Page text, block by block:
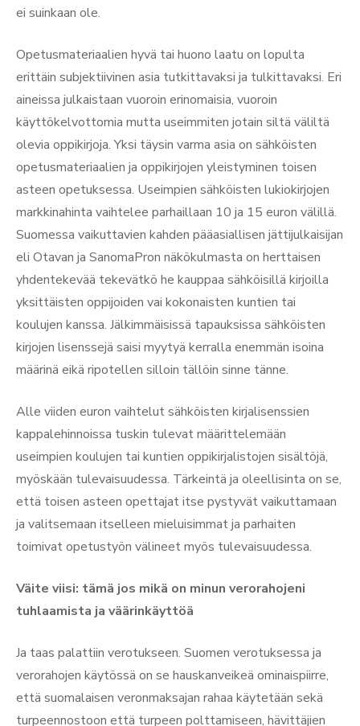
ei suinkaan ole.
Opetusmateriaalien hyvä tai huono laatu on lopulta
erittäin subjektiivinen asia tutkittavaksi ja tulkittavaksi. Eri
aineissa julkaistaan vuoroin erinomaisia, vuoroin
käyttökelvottomia mutta useimmiten jotain siltä väliltä
olevia oppikirjoja. Yksi täysin varma asia on sähköisten
opetusmateriaalien ja oppikirjojen yleistyminen toisen
asteen opetuksessa. Useimpien sähköisten lukiokirjojen
markkinahinta vaihtelee parhaillaan 10 ja 15 euron välillä.
Suomessa vaikuttavien kahden pääasiallisen jättijulkaisijan
eli Otavan ja SanomaPron näkökulmasta on herttaisen
yhdentekevää tekevätkö he kauppaa sähköisillä kirjoilla
yksittäisten oppijoiden vai kokonaisten kuntien tai
koulujen kanssa. Jälkimmäisissä tapauksissa sähköisten
kirjojen lisenssejä saisi myytyä kerralla enemmän isoina
määrinä eikä ripotellen silloin tällöin sinne tänne.
Alle viiden euron vaihtelut sähköisten kirjalisenssien
kappalehinnoissa tuskin tulevat määrittelemään
useimpien koulujen tai kuntien oppikirjalistojen sisältöjä,
myöskään tulevaisuudessa. Tärkeintä ja oleellisinta on se,
että toisen asteen opettajat itse pystyvät vaikuttamaan
ja valitsemaan itselleen mieluisimmat ja parhaiten
toimivat opetustyön välineet myös tulevaisuudessa.
Väite viisi: tämä jos mikä on minun verorahojeni
tuhlaamista ja väärinkäyttöä
Ja taas palattiin verotukseen. Suomen verotuksessa ja
verorahojen käytössä on se hauskanveikeä ominaispiirre,
että suomalaisen veronmaksajan rahaa käytetään sekä
turpeennostoon että turpeen polttamiseen, hävittäjien